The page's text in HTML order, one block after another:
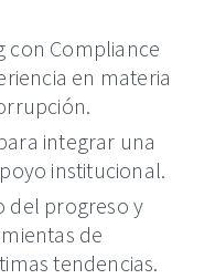
con Compliance
en materia
integrar una
institucional.
del progreso y
de
tendencias.